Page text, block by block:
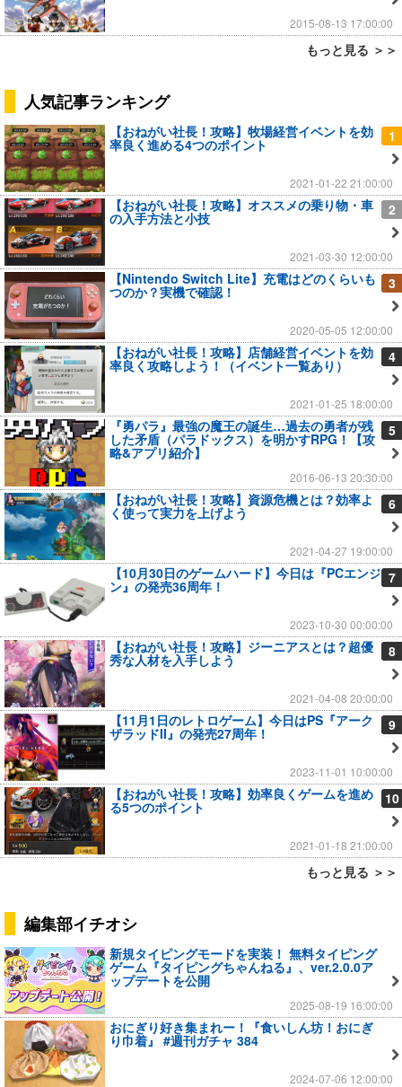
2015-08-13 17:00:00
もっと見る ＞＞
人気記事ランキング
1
【おねがい社長！攻略】牧場経営イベントを効
率良く進める4つのポイント
2021-01-22 21:00:00
2
【おねがい社長！攻略】オススメの乗り物・車
の入手方法と小技
2021-03-30 12:00:00
3
【Nintendo Switch Lite】充電はどのくらいも
つのか？実機で確認！
2020-05-05 12:00:00
4
【おねがい社長！攻略】店舗経営イベントを効
率良く攻略しよう！（イベント一覧あり）
2021-01-25 18:00:00
5
『勇パラ』最強の魔王の誕生…過去の勇者が残
した矛盾（パラドックス）を明かすRPG！【攻
略&アプリ紹介】
2016-06-13 20:30:00
6
【おねがい社長！攻略】資源危機とは？効率よ
く使って実力を上げよう
2021-04-27 19:00:00
7
【10月30日のゲームハード】今日は『PCエンジ
ン』の発売36周年！
2023-10-30 00:00:00
8
【おねがい社長！攻略】ジーニアスとは？超優
秀な人材を入手しよう
2021-04-08 20:00:00
9
【11月1日のレトロゲーム】今日はPS『アーク
ザラッドII』の発売27周年！
2023-11-01 10:00:00
10
【おねがい社長！攻略】効率良くゲームを進め
る5つのポイント
2021-01-18 21:00:00
もっと見る ＞＞
編集部イチオシ
新規タイピングモードを実装！ 無料タイピング
ゲーム『タイピングちゃんねる』、ver.2.0.0ア
ップデートを公開
2025-08-19 16:00:00
おにぎり好き集まれー！『食いしん坊！おにぎ
り巾着』 #週刊ガチャ 384
2024-07-06 12:00:00